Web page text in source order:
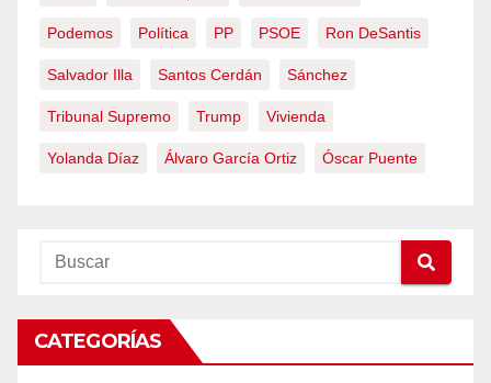
Podemos Política PP PSOE Ron DeSantis
Salvador Illa Santos Cerdán Sánchez
Tribunal Supremo Trump Vivienda
Yolanda Díaz Álvaro García Ortiz Óscar Puente
CATEGORÍAS